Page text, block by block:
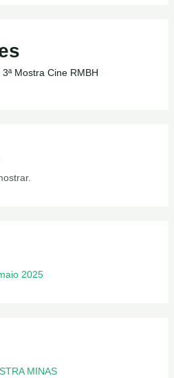
Mostra Cine RMBH
2025
MINAS